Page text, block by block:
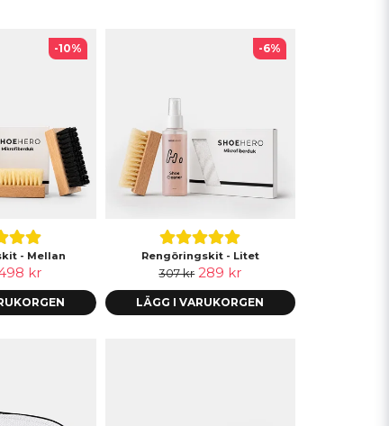
- Mellan
kr
-10%
Rengöringskit - Litet
307 kr 289 kr
LÄGG I VARUKORGEN
-6%